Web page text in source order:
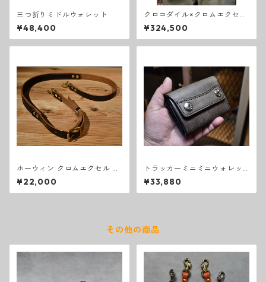
三つ折りミドルウォレット
¥48,400
クロコダイル×クロムエクセル
トートバッグS
¥324,500
ホーウィン クロムエクセル シ
ョルダーストラップ
¥22,000
トラッカーミニミニウォレッ
ト スクラッチ グレー
¥33,880
その他の商品